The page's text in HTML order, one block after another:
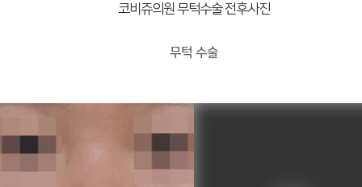
코비쥬의원 무턱수술 전후사진
무턱 수술